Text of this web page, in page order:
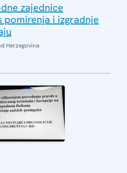
zajednice
pomirenja i izgradnje
Herzegovina